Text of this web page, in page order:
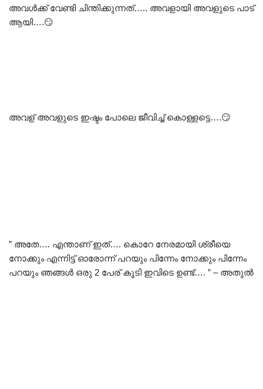
അവൾക്ക് വേണ്ടി ചിന്തിക്കുന്നത്….. അവളായി അവളുടെ പാട്
ആയി….😏
അവള് അവളുടെ ഇഷ്ടം പോലെ ജീവിച്ച് കൊള്ളട്ടെ….😏
” അതേ…. എന്താണ് ഇത്…. കൊറേ നേരമായി ശ്രീയെ
നോക്കും എന്നിട്ട് ഓരോന്ന് പറയും പിന്നേം നോക്കും പിന്നേം
പറയും ഞങ്ങൾ ഒരു 2 പേര് കൂടി ഇവിടെ ഉണ്ട്…. ” – അതുൽ